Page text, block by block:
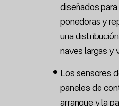
diseñados
ponedoras y
una
naves largas y
Los sensores
paneles de
arranque y la